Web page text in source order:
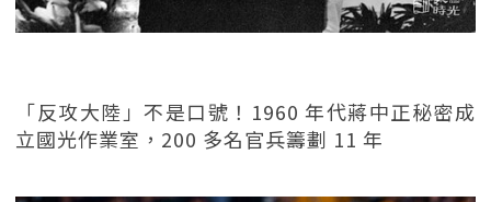
「反攻大陸」不是口號！1960 年代蔣中正秘密成
立國光作業室，200 多名官兵籌劃 11 年